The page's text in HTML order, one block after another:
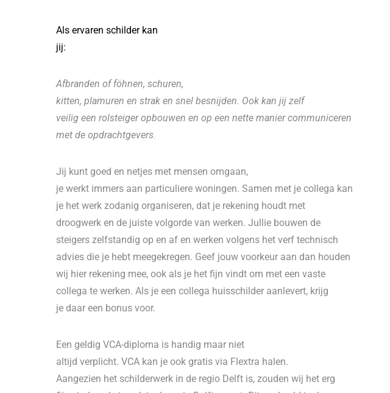
Als ervaren schilder kan
jij:
Afbranden of föhnen, schuren,
kitten, plamuren en strak en snel besnijden. Ook kan jij zelf
veilig een rolsteiger opbouwen en op een nette manier communiceren
met de opdrachtgevers.
Jij kunt goed en netjes met mensen omgaan,
je werkt immers aan particuliere woningen. Samen met je collega kan
je het werk zodanig organiseren, dat je rekening houdt met
droogwerk en de juiste volgorde van werken. Jullie bouwen de
steigers zelfstandig op en af en werken volgens het verf technisch
advies die je hebt meegekregen. Geef jouw voorkeur aan dan houden
wij hier rekening mee, ook als je het fijn vindt om met een vaste
collega te werken. Als je een collega huisschilder aanlevert, krijg
je daar een bonus voor.
Een geldig VCA-diploma is handig maar niet
altijd verplicht. VCA kan je ook gratis via Flextra halen.
Aangezien het schilderwerk in de regio Delft is, zouden wij het erg